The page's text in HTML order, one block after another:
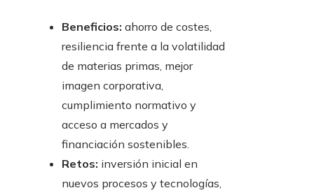
Beneficios: ahorro de costes,
resiliencia frente a la volatilidad
de materias primas, mejor
imagen corporativa,
cumplimiento normativo y
acceso a mercados y
financiación sostenibles.
Retos: inversión inicial en
nuevos procesos y tecnologías,